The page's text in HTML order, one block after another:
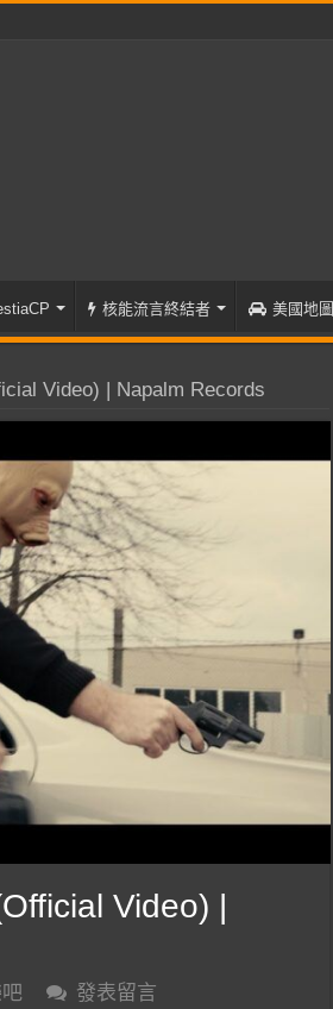
核能流言終結者 美國地圖
Video) | Napalm Records
Video) |
發表留言